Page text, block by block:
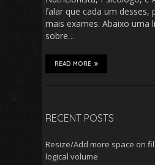
falar que cada um desses,
mais exames. Abaixo uma
sobre…
READ MORE
RECENT POSTS
Resize/Add more space on
logical volume